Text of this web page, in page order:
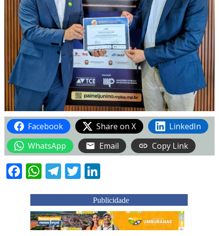
Facebook Share on X
LinkedIn
WhatsApp
Email Copy Link
Facebook
WhatsApp
Telegram
Twitter
LinkedIn
Publicidade